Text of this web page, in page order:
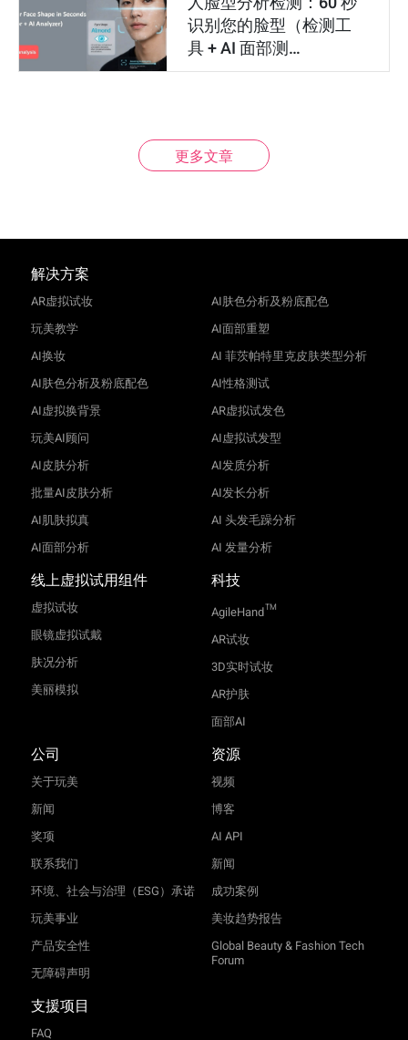
识别您的脸型（检测工
具 + AI 面部测…
更多文章
解决方案
AR虚拟试妆
玩美教学
AI换妆
AI肤色分析及粉底配色
AI虚拟换背景
玩美AI顾问
AI皮肤分析
批量AI皮肤分析
AI肌肤拟真
AI面部分析
AI肤色分析及粉底配色
AI面部重塑
AI 菲茨帕特里克皮肤类型分析
AI性格测试
AR虚拟试发色
AI虚拟试发型
AI发质分析
AI发长分析
AI 头发毛躁分析
AI 发量分析
线上虚拟试用组件
虚拟试妆
眼镜虚拟试戴
肤况分析
美丽模拟
科技
AgileHandTM
AR试妆
3D实时试妆
AR护肤
面部AI
公司
关于玩美
新闻
奖项
联系我们
环境、社会与治理（ESG）承诺
玩美事业
产品安全性
无障碍声明
资源
视频
博客
AI API
新闻
成功案例
美妆趋势报告
Global Beauty & Fashion Tech
Forum
支援项目
FAQ